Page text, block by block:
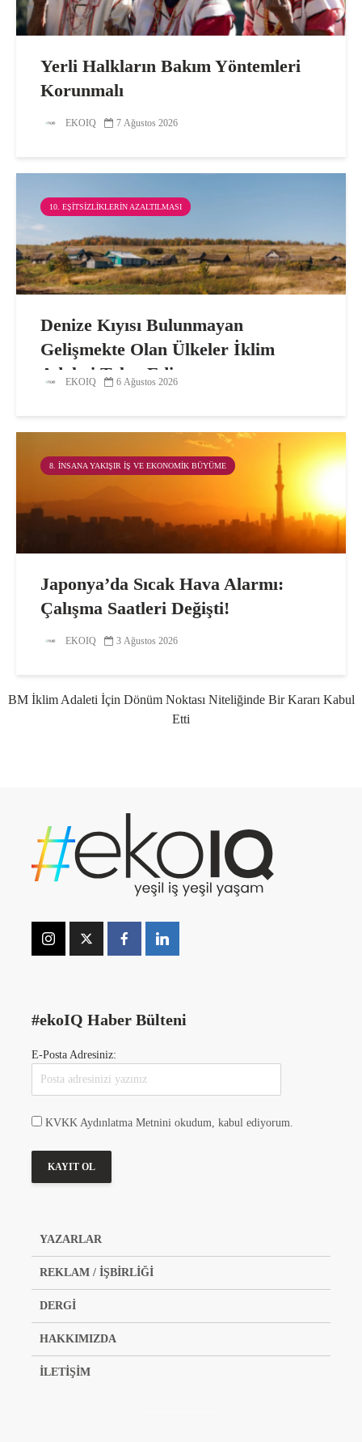
Yerli Halkların Bakım Yöntemleri
Korunmalı
EKOIQ 7 Ağustos 2026
10. EŞITSIZLIKLERIN AZALTILMASI
Denize Kıyısı Bulunmayan
Gelişmekte Olan Ülkeler İklim
Adaleti Talep Ediyor
EKOIQ 6 Ağustos 2026
8. İNSANA YAKIŞIR İŞ VE EKONOMIK BÜYÜME
Japonya’da Sıcak Hava Alarmı:
Çalışma Saatleri Değişti!
EKOIQ 3 Ağustos 2026
BM İklim Adaleti İçin Dönüm Noktası Niteliğinde Bir Kararı Kabul
Etti
#ekoIQ Haber Bülteni
E-Posta Adresiniz:
KVKK Aydınlatma Metnini okudum, kabul ediyorum.
YAZARLAR
REKLAM / İŞBİRLİĞİ
DERGİ
HAKKIMIZDA
İLETİŞİM